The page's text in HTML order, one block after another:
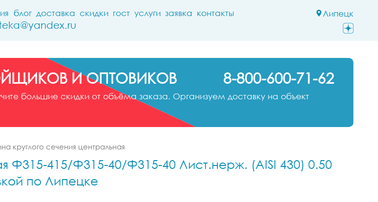
Липецк
блог доставка скидки гост услуги заявка контакты
И ОПТОВИКОВ 8-800-600-71-62
большие скидки от объёма заказа. Организуем доставку на объект
круглого сечения центральная
Ф315-415/Ф315-40/Ф315-40 Лист.нерж. (AISI 430) 0.50
по Липецке